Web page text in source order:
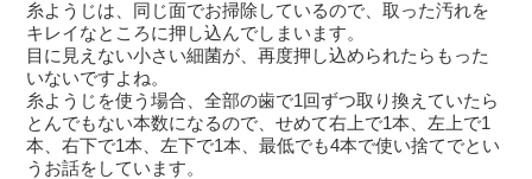
糸ようじは、同じ面でお掃除しているので、取った汚れを
キレイなところに押し込んでしまいます。
目に見えない小さい細菌が、再度押し込められたらもった
いないですよね。
糸ようじを使う場合、全部の歯で1回ずつ取り換えていたら
とんでもない本数になるので、せめて右上で1本、左上で1
本、右下で1本、左下で1本、最低でも4本で使い捨てでとい
うお話をしています。